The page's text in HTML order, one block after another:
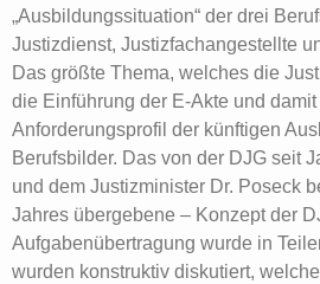
„Ausbildungssituation“ der drei
Justizdienst, Justizfachangestellte
Das größte Thema, welches die
die Einführung der E-Akte und
Anforderungsprofil der künftigen
Berufsbilder. Das von der DJG seit
und dem Justizminister Dr. Poseck
Jahres übergebene – Konzept der
Aufgabenübertragung wurde in
wurden konstruktiv diskutiert,